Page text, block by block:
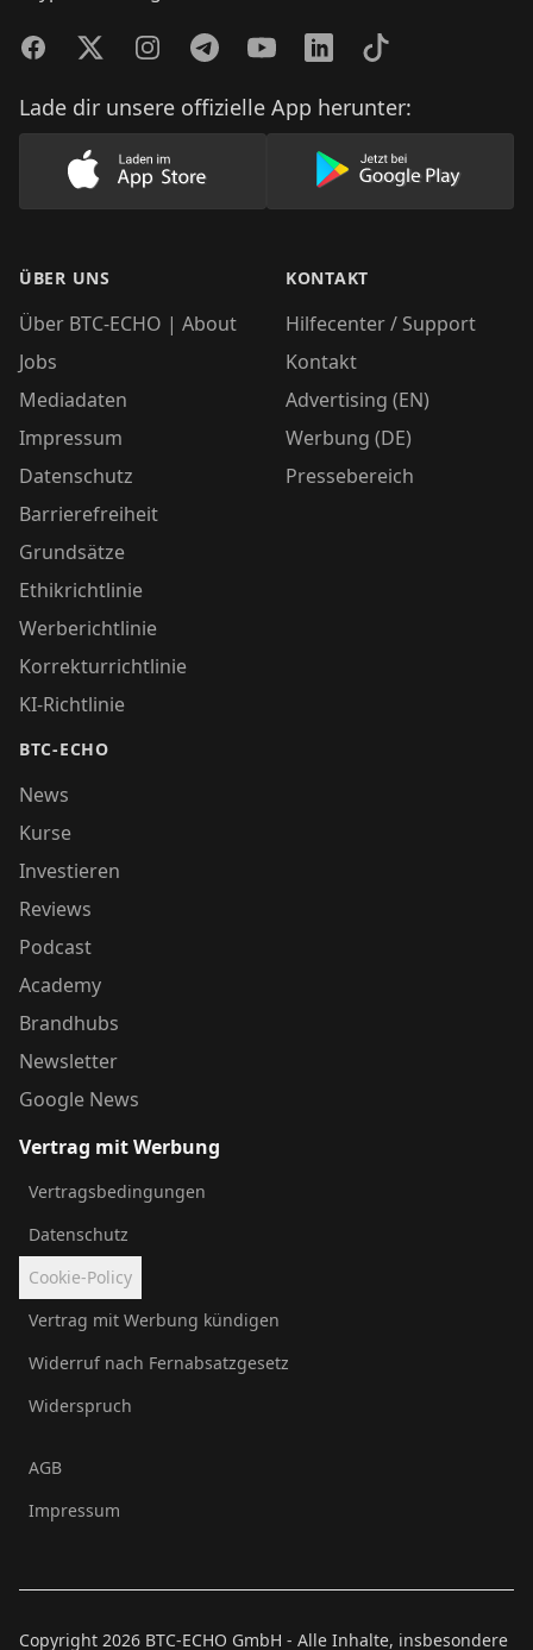
FacebookTwitterInstagramTelegramYouTubeLinkedInTikTok
Lade dir unsere offizielle App herunter:
Lade unsere App im AppStore herunter
Lade unsere
ÜBER UNS
Über BTC-ECHO | About
Jobs
Mediadaten
Impressum
Datenschutz
Barrierefreiheit
Grundsätze
Ethikrichtlinie
Werberichtlinie
Korrekturrichtlinie
KI-Richtlinie
BTC-ECHO
News
Kurse
Investieren
Reviews
Podcast
Academy
Brandhubs
Newsletter
Google News
KONTAKT
Hilfecenter / Support
Kontakt
Advertising (EN)
Werbung (DE)
Pressebereich
Vertrag mit Werbung
Vertragsbedingungen
Datenschutz
Cookie-Policy
Vertrag mit Werbung kündigen
Widerruf nach Fernabsatzgesetz
Widerspruch
AGB
Impressum
Copyright 2026 BTC-ECHO GmbH - Alle Inhalte, insbesondere